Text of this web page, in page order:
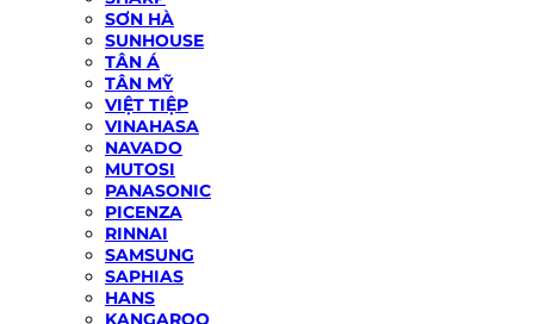
SƠN HÀ
SUNHOUSE
TÂN Á
TÂN MỸ
VIỆT TIỆP
VINAHASA
NAVADO
MUTOSI
PANASONIC
PICENZA
RINNAI
SAMSUNG
SAPHIAS
HANS
KANGAROO